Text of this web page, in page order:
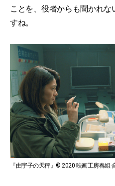
ことを、役者からも聞かれ
すね。
『由宇子の天秤』© 2020 映画工房春組